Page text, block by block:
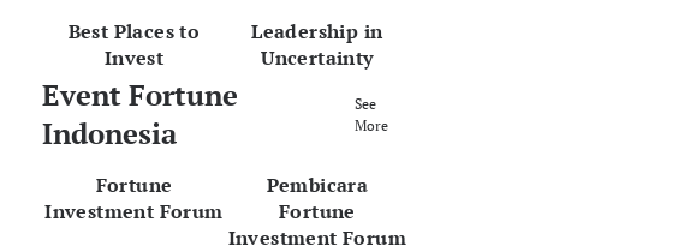
Best Places to
Invest
Leadership in
Uncertainty
Event Fortune
Indonesia
See
More
Fortune
Investment Forum
Pembicara
Fortune
Investment Forum